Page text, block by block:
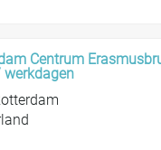
Centrum